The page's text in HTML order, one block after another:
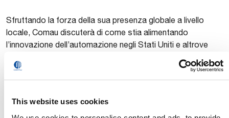
This website uses cookies
Sfruttando la forza della sua presenza globale a livello
locale, Comau discuterà di come stia alimentando
l’innovazione dell’automazione negli Stati Uniti e altrove
nonché nella costruzione navale, nell’aerospaziale e in altri
ambienti non strutturati con i suoi robot intelligenti e le